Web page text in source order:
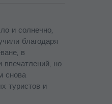
и солнечно,
благодаря
в
но
снова
туристов и